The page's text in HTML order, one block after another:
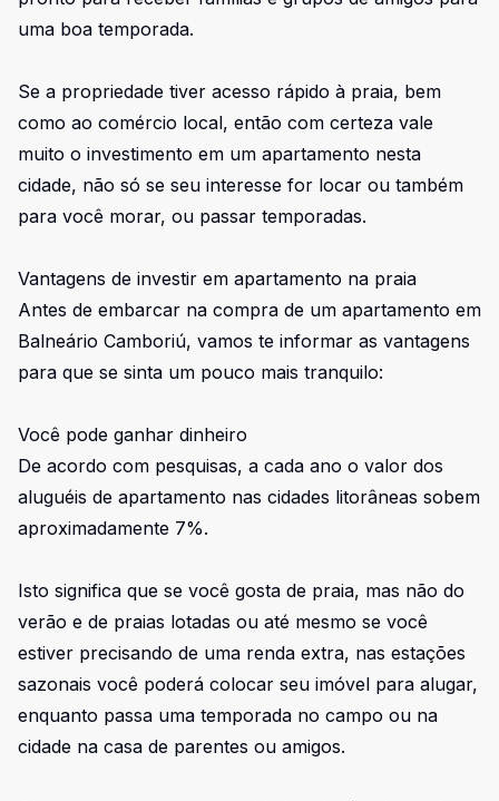
uma boa temporada.
Se a propriedade tiver acesso rápido à praia, bem
como ao comércio local, então com certeza vale
muito o investimento em um apartamento nesta
cidade, não só se seu interesse for locar ou também
para você morar, ou passar temporadas.
Vantagens de investir em apartamento na praia
Antes de embarcar na compra de um apartamento em
Balneário Camboriú, vamos te informar as vantagens
para que se sinta um pouco mais tranquilo:
Você pode ganhar dinheiro
De acordo com pesquisas, a cada ano o valor dos
aluguéis de apartamento nas cidades litorâneas sobem
aproximadamente 7%.
Isto significa que se você gosta de praia, mas não do
verão e de praias lotadas ou até mesmo se você
estiver precisando de uma renda extra, nas estações
sazonais você poderá colocar seu imóvel para alugar,
enquanto passa uma temporada no campo ou na
cidade na casa de parentes ou amigos.